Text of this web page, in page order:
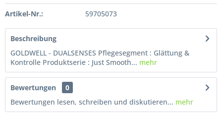
Artikel-Nr.: 59705073
Beschreibung
GOLDWELL - DUALSENSES Pflegesegment : Glättung &
Kontrolle Produktserie : Just Smooth... mehr
Bewertungen
0
Bewertungen lesen, schreiben und diskutieren... mehr